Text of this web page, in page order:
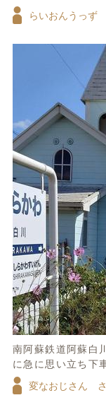
らいおんうっず
南阿蘇鉄道阿蘇白
に急に思い立ち下
は何もありません
高森駅に向いまし
変なおじさん